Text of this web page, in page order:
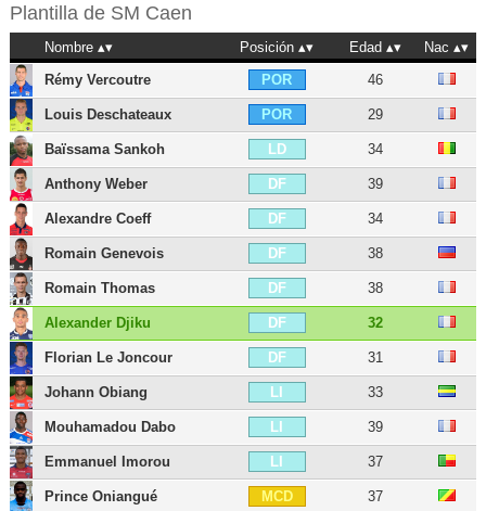
Plantilla de SM Caen
Nombre Posición Edad
Nac
Rémy Vercoutre
POR 46
Louis Deschateaux POR 29
Baïssama Sankoh LD 34
Anthony Weber DF 39
Alexandre Coeff DF 34
Romain Genevois DF 38
Romain Thomas DF 38
Alexander Djiku DF 32
Florian Le Joncour DF 31
Johann Obiang LI 33
Mouhamadou Dabo LI 39
Emmanuel Imorou LI 37
Prince Oniangué MCD 37